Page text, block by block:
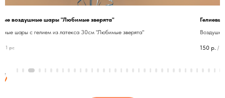
воздушные шары "Любимые зверята"
шары с гелием из латекса 30см "Любимые зверята"
1 pc 150 р. /